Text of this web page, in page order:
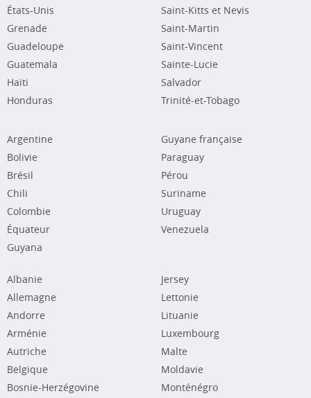
États-Unis
Grenade
Guadeloupe
Guatemala
Haïti
Honduras
Saint-Kitts et Nevis
Saint-Martin
Saint-Vincent
Sainte-Lucie
Salvador
Trinité-et-Tobago
Argentine
Bolivie
Brésil
Chili
Colombie
Équateur
Guyana
Guyane française
Paraguay
Pérou
Suriname
Uruguay
Venezuela
Albanie
Allemagne
Andorre
Arménie
Autriche
Belgique
Bosnie-Herzégovine
Jersey
Lettonie
Lituanie
Luxembourg
Malte
Moldavie
Monténégro